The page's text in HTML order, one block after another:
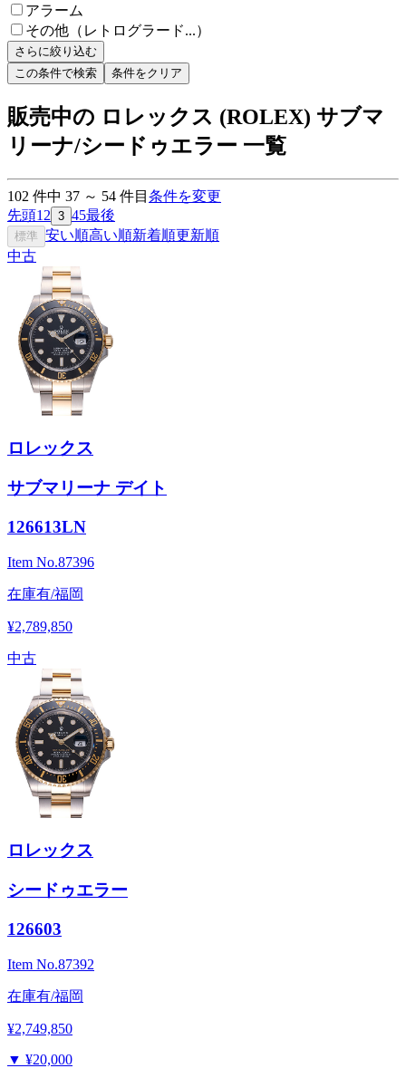
アラーム
その他（レトログラード...）
さらに絞り込む
この条件で検索
条件をクリア
販売中の ロレックス (ROLEX) サブマ
リーナ/シードゥエラー 一覧
102 件中 37 ～ 54 件目 条件を変更
先頭1 2 3 45最後
標準 安い順高い順新着順更新順
中古
ロレックス
サブマリーナ デイト
126613LN
Item No.87396
在庫有/福岡
¥2,789,850
中古
ロレックス
シードゥエラー
126603
Item No.87392
在庫有/福岡
¥2,749,850
▼ ¥20,000